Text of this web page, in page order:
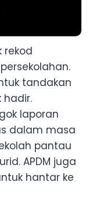
rekod
tandakan
laporan
dalam masa
pantau
APDM juga
hantar ke